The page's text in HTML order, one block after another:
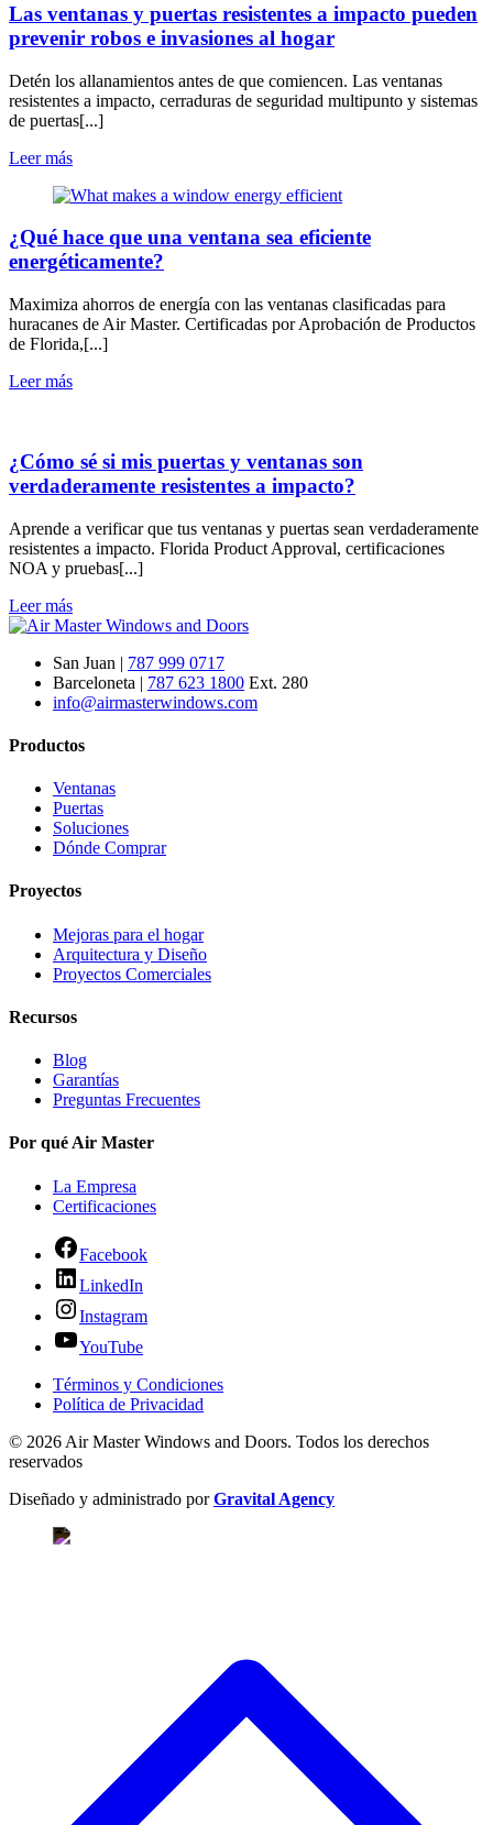
Las ventanas y puertas resistentes a impacto pueden
prevenir robos e invasiones al hogar
Detén los allanamientos antes de que comiencen. Las ventanas
resistentes a impacto, cerraduras de seguridad multipunto y sistemas
de puertas[...]
Leer más
¿Qué hace que una ventana sea eficiente
energéticamente?
Maximiza ahorros de energía con las ventanas clasificadas para
huracanes de Air Master. Certificadas por Aprobación de Productos
de Florida,[...]
Leer más
¿Cómo sé si mis puertas y ventanas son
verdaderamente resistentes a impacto?
Aprende a verificar que tus ventanas y puertas sean verdaderamente
resistentes a impacto. Florida Product Approval, certificaciones
NOA y pruebas[...]
Leer más
San Juan | 787 999 0717
Barceloneta | 787 623 1800 Ext. 280
info@airmasterwindows.com
Productos
Ventanas
Puertas
Soluciones
Dónde Comprar
Proyectos
Mejoras para el hogar
Arquitectura y Diseño
Proyectos Comerciales
Recursos
Blog
Garantías
Preguntas Frecuentes
Por qué Air Master
La Empresa
Certificaciones
Facebook
LinkedIn
Instagram
YouTube
Términos y Condiciones
Política de Privacidad
© 2026 Air Master Windows and Doors. Todos los derechos
reservados
Diseñado y administrado porGravital Agency